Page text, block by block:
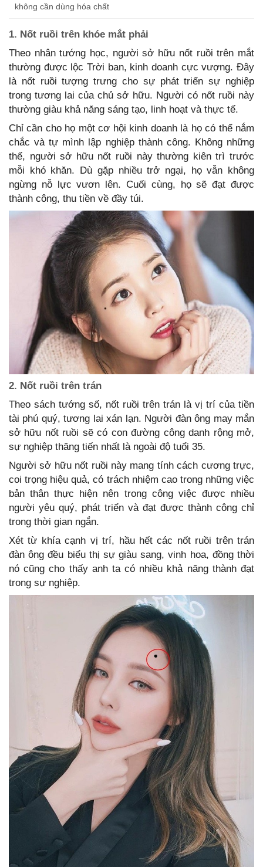
không cần dùng hóa chất
1. Nốt ruồi trên khóe mắt phải
Theo nhân tướng học, người sở hữu nốt ruồi trên mắt
thường được lộc Trời ban, kinh doanh cực vượng. Đây
là nốt ruồi tượng trưng cho sự phát triển sự nghiệp
trong tương lai của chủ sở hữu. Người có nốt ruồi này
thường giàu khả năng sáng tạo, linh hoạt và thực tế.
Chỉ cần cho họ một cơ hội kinh doanh là họ có thể nắm
chắc và tự mình lập nghiệp thành công. Không những
thế, người sở hữu nốt ruồi này thường kiên trì trước
mỗi khó khăn. Dù gặp nhiều trở ngại, họ vẫn không
ngừng nỗ lực vươn lên. Cuối cùng, họ sẽ đạt được
thành công, thu tiền về đầy túi.
2. Nốt ruồi trên trán
Theo sách tướng số, nốt ruồi trên trán là vị trí của tiền
tài phú quý, tương lai xán lạn. Người đàn ông may mắn
sở hữu nốt ruồi sẽ có con đường công danh rộng mở,
sự nghiệp thăng tiến nhất là ngoài độ tuổi 35.
Người sở hữu nốt ruồi này mang tính cách cương trực,
coi trọng hiệu quả, có trách nhiệm cao trong những việc
bản thân thực hiện nên trong công việc được nhiều
người yêu quý, phát triển và đạt được thành công chỉ
trong thời gian ngắn.
Xét từ khía cạnh vị trí, hầu hết các nốt ruồi trên trán
đàn ông đều biểu thị sự giàu sang, vinh hoa, đồng thời
nó cũng cho thấy anh ta có nhiều khả năng thành đạt
trong sự nghiệp.